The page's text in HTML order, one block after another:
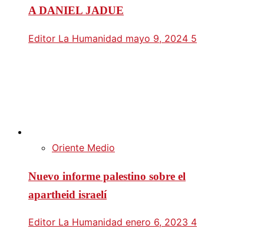
A DANIEL JADUE
Editor La Humanidad mayo 9, 2024 5
Oriente Medio
Nuevo informe palestino sobre el
apartheid israelí
Editor La Humanidad enero 6, 2023 4